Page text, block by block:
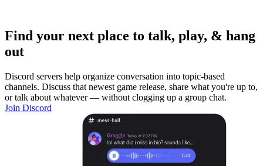
Find your next place to talk, play, & hang
out
Discord servers help organize conversation into topic-based
channels. Discuss that newest game release, share what you're up to,
or talk about whatever — without clogging up a group chat.
Join Discord